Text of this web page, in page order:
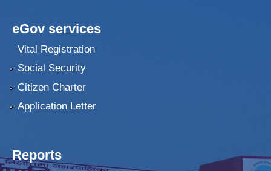
eGov services
Vital Registration
Social Security
Citizen Charter
Application Letter
Reports